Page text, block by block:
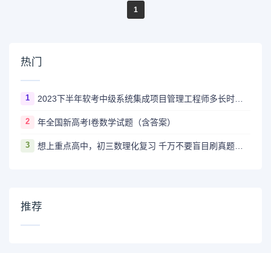
1
热门
1 2023下半年软考中级系统集成项目管理工程师多长时间出成绩
2 年全国新高考I卷数学试题（含答案）
3 想上重点高中，初三数理化复习 千万不要盲目刷真题卷和模拟卷！
推荐